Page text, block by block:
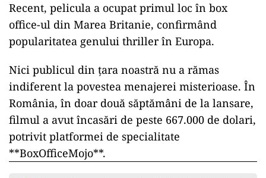
Recent, pelicula a ocupat primul loc în box
office-ul din Marea Britanie, confirmând
popularitatea genului thriller în Europa.
Nici publicul din țara noastră nu a rămas
indiferent la povestea menajerei misterioase. În
România, în doar două săptămâni de la lansare,
filmul a avut încasări de peste 667.000 de dolari,
potrivit platformei de specialitate
**BoxOfficeMojo**.